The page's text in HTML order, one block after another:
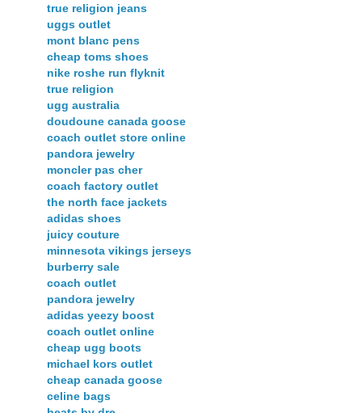
true religion jeans
uggs outlet
mont blanc pens
cheap toms shoes
nike roshe run flyknit
true religion
ugg australia
doudoune canada goose
coach outlet store online
pandora jewelry
moncler pas cher
coach factory outlet
the north face jackets
adidas shoes
juicy couture
minnesota vikings jerseys
burberry sale
coach outlet
pandora jewelry
adidas yeezy boost
coach outlet online
cheap ugg boots
michael kors outlet
cheap canada goose
celine bags